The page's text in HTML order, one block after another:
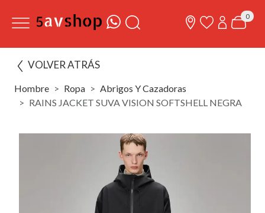
0
VOLVER ATRÁS
Hombre Ropa
Abrigos Y Cazadoras
RAINS JACKET SUVA VISION SOFTSHELL NEGRA